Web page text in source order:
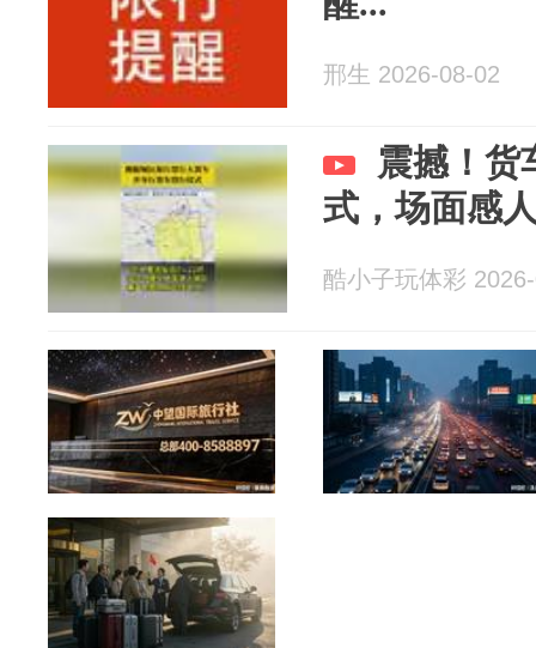
邢生 2026-08-02
震撼！货
式，场面感
酷小子玩体彩